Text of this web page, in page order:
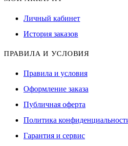
Личный кабинет
История заказов
ПРАВИЛА И УСЛОВИЯ
Правила и условия
Оформление заказа
Публичная оферта
Политика
Гарантия и сервис